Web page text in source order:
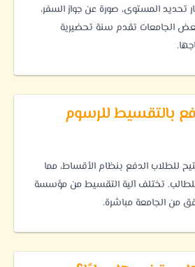
تحديد المستوى، صورة عن جواز السفر،
الجامعات تقدم سنة تحضيرية
بالتقسيط للرسوم
للطلاب الدفع بنظام الأقساط، مما
للطالب. تختلف آلية التقسيط من مؤسسة
من الجامعة مباشرة.